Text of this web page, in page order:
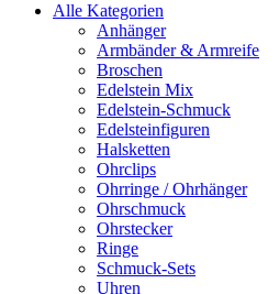
Alle Kategorien
Anhänger
Armbänder & Armreife
Broschen
Edelstein Mix
Edelstein-Schmuck
Edelsteinfiguren
Halsketten
Ohrclips
Ohrringe / Ohrhänger
Ohrschmuck
Ohrstecker
Ringe
Schmuck-Sets
Uhren